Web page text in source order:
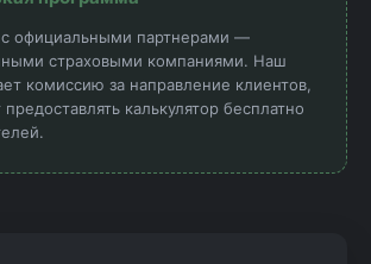
официальными партнерами —
страховыми компаниями. Наш
комиссию за направление клиентов,
предоставлять калькулятор бесплатно